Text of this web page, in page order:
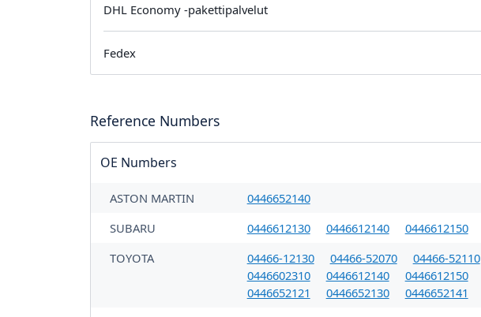
DHL Economy -pakettipalvelut
Fedex
Reference Numbers
OE Numbers
ASTON MARTIN
0446652140
SUBARU
0446612130 0446612140
0446612150
TOYOTA
04466-12130 04466-52070 04466-52110
0446602310
0446612140 0446612150
0446652121
0446652130 0446652141